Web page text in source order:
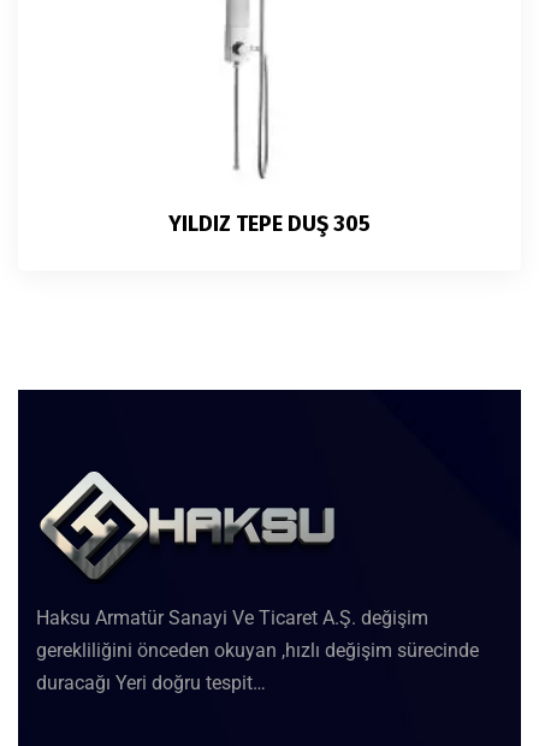
YILDIZ TEPE DUŞ 305
Haksu Armatür Sanayi Ve Ticaret A.Ş. değişim
gerekliliğini önceden okuyan ,hızlı değişim sürecinde
duracağı Yeri doğru tespit…